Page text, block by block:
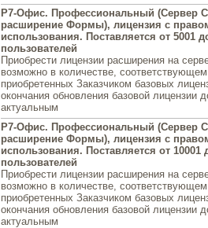
Р7-Офис. Профессиональный (Сервер
расширение Формы), лицензия с
использования. Поставляется от 5001
пользователей
Приобрести лицензии расширения на
возможно в количестве,
приобретенных Заказчиком базовых
окончания обновления базовой лицензии
актуальным
Р7-Офис. Профессиональный (Сервер
расширение Формы), лицензия с
использования. Поставляется от 10001
пользователей
Приобрести лицензии расширения на
возможно в количестве,
приобретенных Заказчиком базовых
окончания обновления базовой лицензии
актуальным